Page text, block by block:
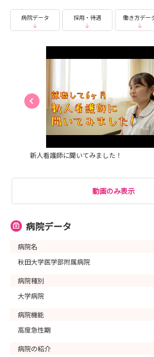
実施内容
１．病院内見学
２．病棟見学（※申し込みフォームで希
４．看護部の概要や教育体制について
応募方法：以下のMicrosoft forms
ください。
https://forms.office.com/r/
★病院見学会を実施しています！
０ ※〆切：８月２８日
第４回 令和８年１０月２日（金）１０：
０ ※〆切：９月１８日
第５回 令和８年１１月１２日（木）１０
００ ※〆切：１０月２９日
第６回 令和９年１月１５日（金）１０
病院データ 採用・待遇 働き方デー
新人看護師に聞いてみました！
動画のみ表示
病院データ
病院名
秋田大学医学部附属病院
病院種別
大学病院
病院機能
高度急性期
病院の紹介